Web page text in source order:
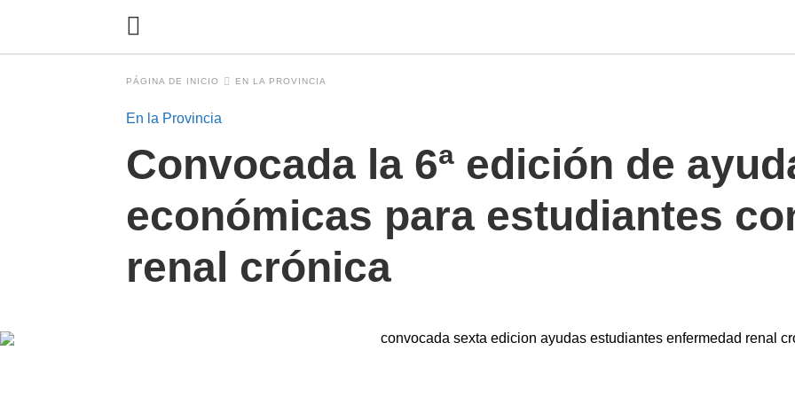
PÁGINA DE INICIO EN LA PROVINCIA
En la Provincia
Convocada la 6ª edición de
económicas para estudiantes
renal crónica